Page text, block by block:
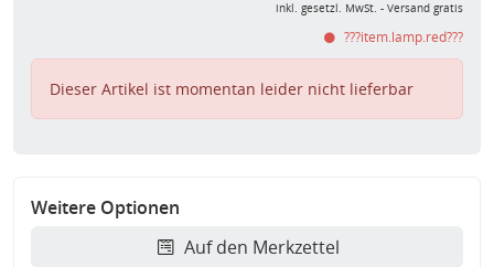
inkl. gesetzl. MwSt. - Versand gratis
???item.lamp.red???
Dieser Artikel ist momentan leider nicht lieferbar
Weitere Optionen
Auf den Merkzettel